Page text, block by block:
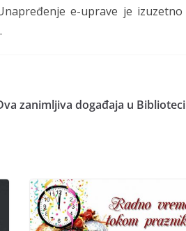
e-uprave je izuzetno
zanimljiva događaja u Biblioteci